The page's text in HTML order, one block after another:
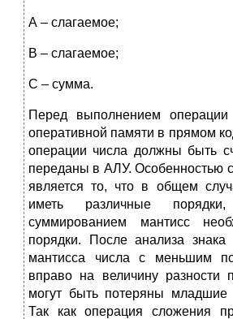
А – слагаемое;
В – слагаемое;
С – сумма.
Перед выполнением
оперативной памяти в прямом
операции числа должны быть
переданы в АЛУ. Особенностью
является то, что в общем
иметь различные
суммированием мантисс
порядки. После анализа знака
мантисса числа с меньшим
вправо на величину разности
могут быть потеряны младшие
Так как операция сложения